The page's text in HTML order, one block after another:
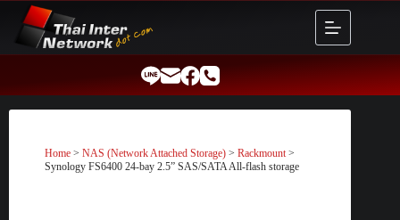
content
Home > NAS (Network Attached Storage) > Rackmount>
Synology FS6400 24-bay 2.5” SAS/SATA All-flash storage